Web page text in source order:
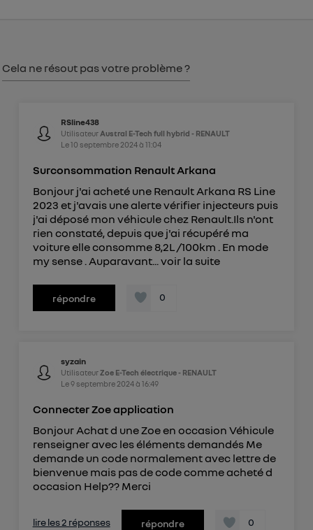
Cela ne résout pas votre problème ?
RSline438
Utilisateur Austral E-Tech full hybrid - RENAULT
Le10 septembre 2024à 11:04
Surconsommation Renault Arkana
Bonjour j'ai acheté une Renault Arkana RS Line
2023 et j'avais une alerte vérifier injecteurs puis
j'ai déposé mon véhicule chez Renault.Ils n'ont
rien constaté, depuis que j'ai récupéré ma
voiture elle consomme 8,2L /100km . En mode
my sense . Auparavant... voir la suite
répondre 0
syzain
UtilisateurZoe E-Tech électrique - RENAULT
Le9 septembre 2024à 16:49
Connecter Zoe application
Bonjour Achat d une Zoe en occasion Véhicule
renseigner avec les éléments demandés Me
demande un code normalement avec lettre de
bienvenue mais pas de code comme acheté d
occasion Help?? Merci
lire les 2 réponses répondre 0
Politique d'information sur les données
personnelles d'Utiq